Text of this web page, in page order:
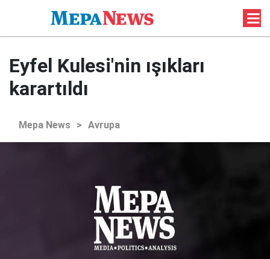
Eyfel Kulesi'nin ışıkları
karartıldı
Mepa News > Avrupa